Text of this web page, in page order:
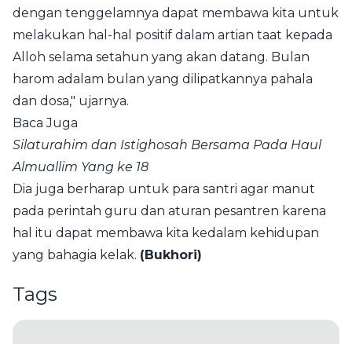
dengan tenggelamnya dapat membawa kita untuk
melakukan hal-hal positif dalam artian taat kepada
Alloh selama setahun yang akan datang. Bulan
harom adalam bulan yang dilipatkannya pahala
dan dosa," ujarnya.
Baca Juga
Silaturahim dan Istighosah Bersama Pada Haul
Almuallim Yang ke 18
Dia juga berharap untuk para santri agar manut
pada perintah guru dan aturan pesantren karena
hal itu dapat membawa kita kedalam kehidupan
yang bahagia kelak. (Bukhori)
Tags